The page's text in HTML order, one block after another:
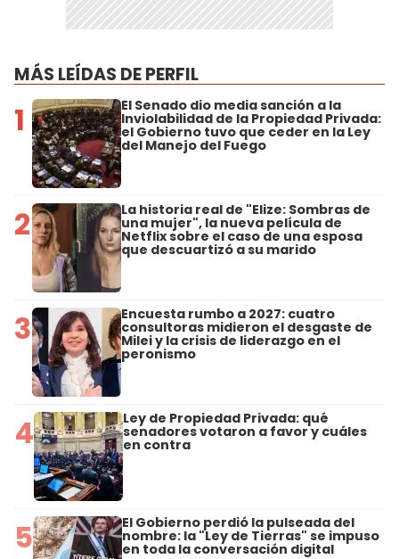
MÁS LEÍDAS DE PERFIL
1 El Senado dio media sanción a la
Inviolabilidad de la Propiedad Privada:
el Gobierno tuvo que ceder en la Ley
del Manejo del Fuego
2 La historia real de "Elize: Sombras de
una mujer", la nueva película de
Netflix sobre el caso de una esposa
que descuartizó a su marido
3 Encuesta rumbo a 2027: cuatro
consultoras midieron el desgaste de
Milei y la crisis de liderazgo en el
peronismo
4 Ley de Propiedad Privada: qué
senadores votaron a favor y cuáles
en contra
5 El Gobierno perdió la pulseada del
nombre: la "Ley de Tierras" se impuso
en toda la conversación digital